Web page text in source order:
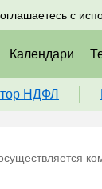
с
к нам
Календари
НДФЛ